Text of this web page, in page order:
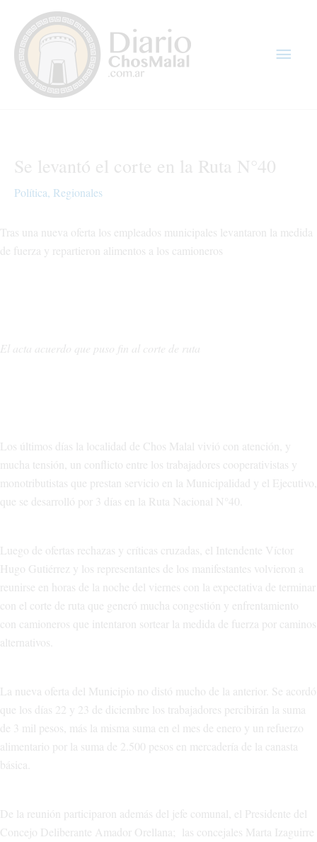
contenido
Se levantó el corte en la Ruta N°40
Política, Regionales
Tras una nueva oferta los empleados municipales levantaron la medida
de fuerza y repartieron alimentos a los camioneros
El acta acuerdo que puso fin al corte de ruta
Los últimos días la localidad de Chos Malal vivió con atención, y
mucha tensión, un conflicto entre los trabajadores cooperativistas y
monotributistas que prestan servicio en la Municipalidad y el Ejecutivo,
que se desarrolló por 3 días en la Ruta Nacional N°40.
Luego de ofertas rechazas y críticas cruzadas, el Intendente Víctor
Hugo Gutiérrez y los representantes de los manifestantes volvieron a
reunirse en horas de la noche del viernes con la expectativa de terminar
con el corte de ruta que generó mucha congestión y enfrentamiento
con camioneros que intentaron sortear la medida de fuerza por caminos
alternativos.
La nueva oferta del Municipio no distó mucho de la anterior. Se acordó
que los días 22 y 23 de diciembre los trabajadores percibirán la suma
de 3 mil pesos, más la misma suma en el mes de enero y un refuerzo
alimentario por la suma de 2.500 pesos en mercadería de la canasta
básica.
De la reunión participaron además del jefe comunal, el Presidente del
Concejo Deliberante Amador Orellana; las concejales Marta Izaguirre